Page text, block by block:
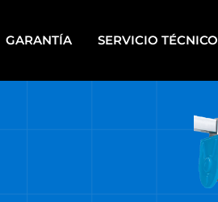
GARANTÍA SERVICIO TÉCNICO